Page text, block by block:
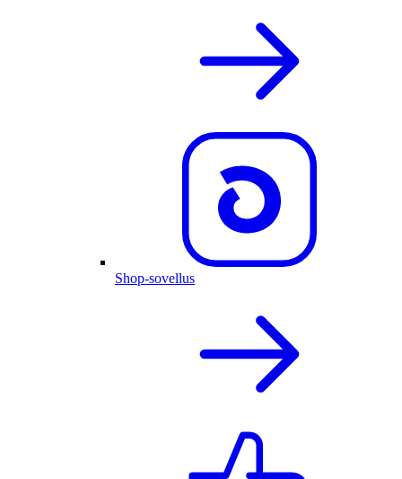
Shop-sovellus